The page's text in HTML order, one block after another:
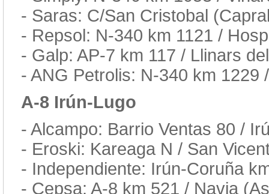
- Saras: C/San Cristobal
- Repsol: N-340 km 1121 /
- Galp: AP-7 km 117 / Llinars
- ANG Petrolis: N-340 km 1229
A-8 Irún-Lugo
- Alcampo: Barrio Ventas 80 /
- Eroski: Kareaga N / San
- Independiente: Irún-Coruña
- Cepsa: A-8 km 521 / Navia